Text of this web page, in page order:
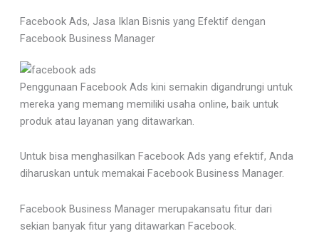
Facebook Ads, Jasa Iklan Bisnis yang Efektif dengan
Facebook Business Manager
Penggunaan Facebook Ads kini semakin digandrungi untuk
mereka yang memang memiliki usaha online, baik untuk
produk atau layanan yang ditawarkan.
Untuk bisa menghasilkan Facebook Ads yang efektif, Anda
diharuskan untuk memakai Facebook Business Manager.
Facebook Business Manager merupakansatu fitur dari
sekian banyak fitur yang ditawarkan Facebook.